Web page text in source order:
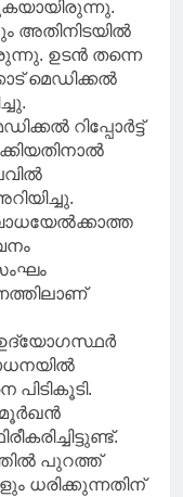
അതിനിടയിൽ
ഉടൻ തന്നെ
മെഡിക്കൽ
റിപ്പോർട്ട്
ഉദ്യോഗസ്ഥർ
പിടികൂടി.
മൂർഖൻ
പുറത്ത്
ധരിക്കുന്നതിന്